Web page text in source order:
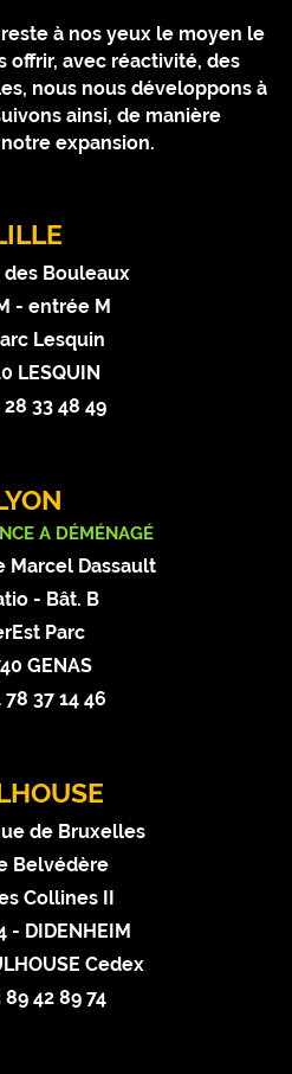
à nos yeux le moyen le
offrir, avec réactivité, des
nous nous développons à
ainsi, de manière
expansion.
des Bouleaux
- entrée M
Lesquin
LESQUIN
28 33 48 49
A DÉMÉNAGÉ
Marcel Dassault
- Bât. B
Parc
GENAS
78 37 14 46
de Bruxelles
Belvédère
Collines II
- DIDENHEIM
Cedex
89 42 89 74